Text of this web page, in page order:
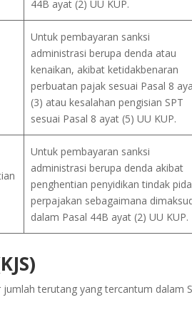
44B ayat (2) UU KUP.
Untuk pembayaran sanksi
administrasi berupa denda atau
kenaikan, akibat ketidakbenaran
perbuatan pajak sesuai Pasal 8
(3) atau kesalahan pengisian SPT
sesuai Pasal 8 ayat (5) UU KUP.
Untuk pembayaran sanksi
administrasi berupa denda akibat
penghentian penyidikan tindak
perpajakan sebagaimana
dalam Pasal 44B ayat (2) UU KUP.
terutang yang tercantum dalam